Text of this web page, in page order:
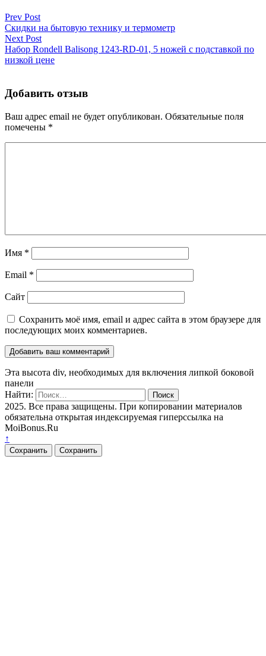
Prev Post
Скидки на бытовую технику и термометр
Next Post
Набор Rondell Balisong 1243-RD-01, 5 ножей с подставкой по
низкой цене
Добавить отзыв
Ваш адрес email не будет опубликован. Обязательные поля
помечены *
Имя *
Email *
Сайт
Сохранить моё имя, email и адрес сайта в этом браузере для
последующих моих комментариев.
Эта высота div, необходимых для включения липкой боковой
панели
Найти:
2025. Все права защищены. При копировании материалов
обязательна открытая индексируемая гиперссылка на
MoiBonus.Ru
↑